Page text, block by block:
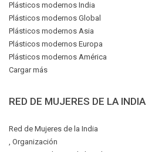
Plásticos modernos India
Plásticos modernos Global
Plásticos modernos Asia
Plásticos modernos Europa
Plásticos modernos América
Cargar más
RED DE MUJERES DE LA INDIA
Red de Mujeres de la India
, Organización